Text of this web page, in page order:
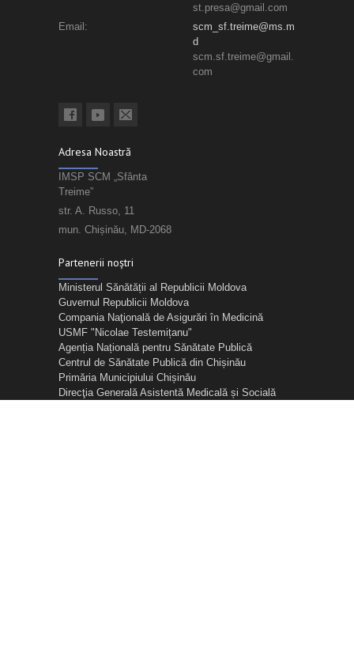
st.presa@gmail.com
Email:
scm_sf.treime@ms.m
d
scm.sf.treime@gmail.
com
Adresa Noastră
IMSP SCM „Sfânta
Treime”
str. A. Russo, 11
mun. Chișinău, MD-2068
Partenerii noștri
Ministerul Sănătății al Republicii Moldova
Guvernul Republicii Moldova
Compania Naţională de Asigurări în Medicină
USMF "Nicolae Testemițanu"
Agenția Națională pentru Sănătate Publică
Centrul de Sănătate Publică din Chișinău
Primăria Municipiului Chișinău
Direcţia Generală Asistentă Medicală și Socială